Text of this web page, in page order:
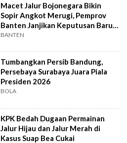
Macet Jalur Bojonegara Bikin
Sopir Angkot Merugi, Pemprov
Banten Janjikan Keputusan Baru 4
Hari Lagi
BANTEN
Tumbangkan Persib Bandung,
Persebaya Surabaya Juara Piala
Presiden 2026
BOLA
KPK Bedah Dugaan Permainan
Jalur Hijau dan Jalur Merah di
Kasus Suap Bea Cukai